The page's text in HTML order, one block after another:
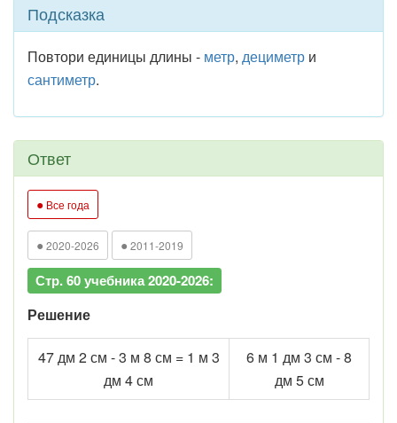
Подсказка
Повтори единицы длины - метр, дециметр и
сантиметр.
Ответ
● Все года
● 2020-2026 ● 2011-2019
Стр. 60 учебника 2020-2026:
Решение
47 дм 2 см - 3 м 8 см = 1 м 3
дм 4 см
6 м 1 дм 3 см - 8
дм 5 см